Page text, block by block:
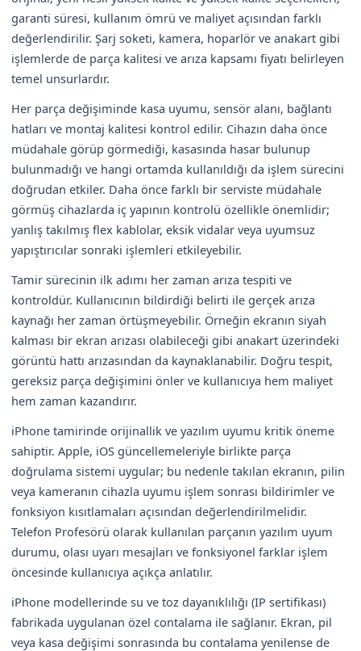
garanti süresi, kullanım ömrü ve maliyet açısından farklı
değerlendirilir. Şarj soketi, kamera, hoparlör ve anakart gibi
işlemlerde de parça kalitesi ve arıza kapsamı fiyatı belirleyen
temel unsurlardır.
Her parça değişiminde kasa uyumu, sensör alanı, bağlantı
hatları ve montaj kalitesi kontrol edilir. Cihazın daha önce
müdahale görüp görmediği, kasasında hasar bulunup
bulunmadığı ve hangi ortamda kullanıldığı da işlem sürecini
doğrudan etkiler. Daha önce farklı bir serviste müdahale
görmüş cihazlarda iç yapının kontrolü özellikle önemlidir;
yanlış takılmış flex kablolar, eksik vidalar veya uyumsuz
yapıştırıcılar sonraki işlemleri etkileyebilir.
Tamir sürecinin ilk adımı her zaman arıza tespiti ve
kontroldür. Kullanıcının bildirdiği belirti ile gerçek arıza
kaynağı her zaman örtüşmeyebilir. Örneğin ekranın siyah
kalması bir ekran arızası olabileceği gibi anakart üzerindeki
görüntü hattı arızasından da kaynaklanabilir. Doğru tespit,
gereksiz parça değişimini önler ve kullanıcıya hem maliyet
hem zaman kazandırır.
iPhone tamirinde orijinallik ve yazılım uyumu kritik öneme
sahiptir. Apple, iOS güncellemeleriyle birlikte parça
doğrulama sistemi uygular; bu nedenle takılan ekranın, pilin
veya kameranın cihazla uyumu işlem sonrası bildirimler ve
fonksiyon kısıtlamaları açısından değerlendirilmelidir.
Telefon Profesörü olarak kullanılan parçanın yazılım uyum
durumu, olası uyarı mesajları ve fonksiyonel farklar işlem
öncesinde kullanıcıya açıkça anlatılır.
iPhone modellerinde su ve toz dayanıklılığı (IP sertifikası)
fabrikada uygulanan özel contalama ile sağlanır. Ekran, pil
veya kasa değişimi sonrasında bu contalama yenilense de